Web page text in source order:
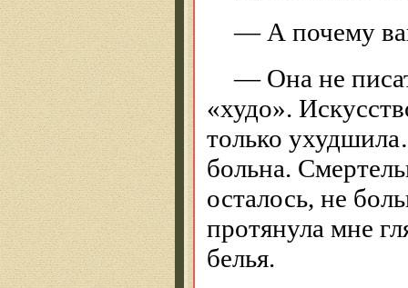
— А почему
— Она не
«худо».
только
больна.
осталось, не
протянула мне
белья.